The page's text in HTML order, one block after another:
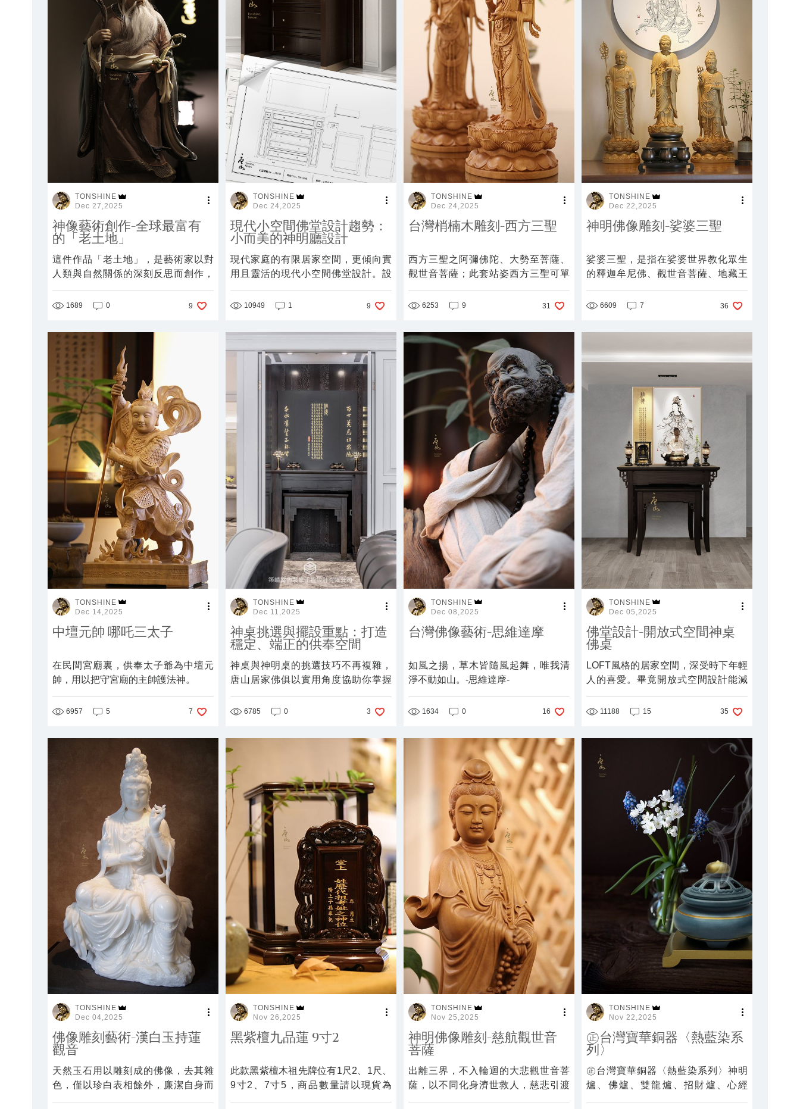
神像藝術創作-全球最富有
的「老土地」
TONSHINE
Dec 27,2025
這件作品「老土地」，是藝術家以對
人類與自然關係的深刻反思而創作，
年的技藝。
9
1689 0
現代小空間佛堂設計趨勢：
小而美的神明廳設計
TONSHINE
Dec 24,2025
現代家庭的有限居家空間，更傾向實
用且靈活的現代小空間佛堂設計。設
而是結合輕盈的東方元素和簡約色
家中的精神寄託。
9
10949 1
台灣梢楠木雕刻-西方三聖
TONSHINE
Dec 24,2025
西方三聖之阿彌佛陀、大勢至菩薩、
觀世音菩薩；此套站姿西方三聖可單
製，歡迎洽詢。
31
6253 9
神明佛像雕刻-娑婆三聖
TONSHINE
Dec 22,2025
娑婆三聖，是指在娑婆世界教化眾生
的釋迦牟尼佛、觀世音菩薩、地藏王
佛、菩薩。
36
6609 7
中壇元帥 哪吒三太子
TONSHINE
Dec 14,2025
在民間宮廟裏，供奉太子爺為中壇元
帥，用以把守宮廟的主帥護法神。
7
6957 5
神桌挑選與擺設重點：打造
穩定、端正的供奉空間
TONSHINE
Dec 11,2025
神桌與神明桌的挑選技巧不再複雜，
唐山居家佛俱以實用角度協助你掌握
3
6785 0
台灣佛像藝術-思維達摩
TONSHINE
Dec 08,2025
如風之揚，草木皆隨風起舞，唯我清
淨不動如山。-思維達摩-
16
1634 0
佛堂設計-開放式空間神桌
佛桌
TONSHINE
Dec 05,2025
LOFT風格的居家空間，深受時下年輕
人的喜愛。畢竟開放式空間設計能減
的建築空間來說確實是非常不錯的選
層次感。
35
11188 15
佛像雕刻藝術-漢白玉持蓮
觀音
TONSHINE
Dec 04,2025
天然玉石用以雕刻成的佛像，去其雜
色，僅以珍白表相餘外，廉潔自身而
莊嚴，輔以簡潔形體更能顯現玉石本
黑紫檀九品蓮 9寸2
TONSHINE
Nov 26,2025
此款黑紫檀木祖先牌位有1尺2、1尺、
9寸2、7寸5，商品數量請以現貨為
準。
神明佛像雕刻-慈航觀世音
菩薩
TONSHINE
Nov 25,2025
出離三界，不入輪迴的大悲觀世音菩
薩，以不同化身濟世救人，慈悲引渡
世間生靈。
㊣台灣寶華銅器〈熱藍染系
列〉
TONSHINE
Nov 22,2025
㊣台灣寶華銅器〈熱藍染系列〉神明
爐、佛爐、雙龍爐、招財爐、心經
爐、蓮花爐、祖先爐、百壽爐、福祿